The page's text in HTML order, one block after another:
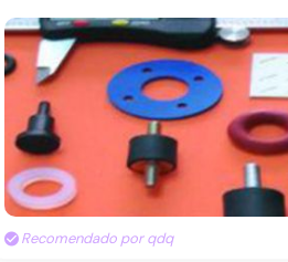
Recomendado por qdq